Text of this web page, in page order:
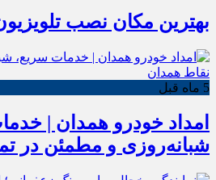
بهترین مکان نصب
5 ماه قبل
امداد خودرو همدان |
شبانه‌روزی و مطمئن در